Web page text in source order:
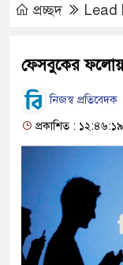
প্রচ্ছদ Lead
ফেসবুকের
নিজস্ব প্রতিবেদক
প্রকাশিত :